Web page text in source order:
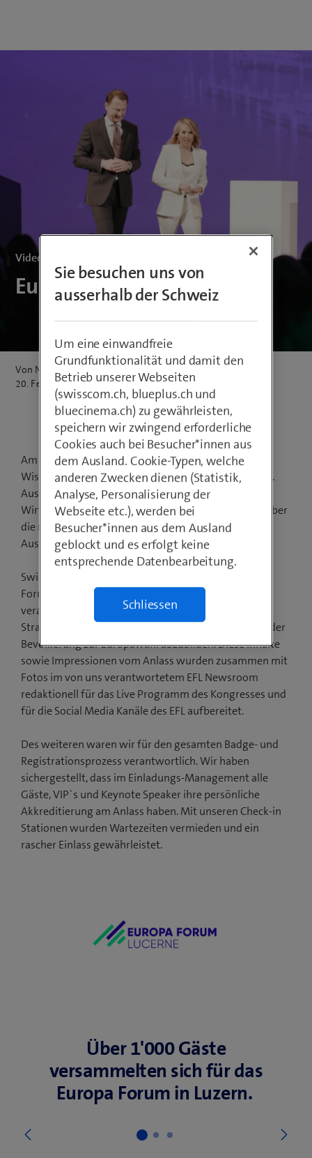
Videoproduktion | Akkreditierung
Europa Forum Lucerne
Von Niklaus Baer
20. Februar 2022
Am Europa Forum Luzern trafen sich Wirtschaft,
Wissenschaft und Politik zum internationalen Dialog.
Ausgewählte Spitzenvertreter aus den Bereichen
Wirtschaft und Politik referierten am Gipfeltreffen über
die neusten Entwicklungen in Europa und deren
Auswirkungen auf die Schweiz.
Swisscom Broadcast, Media & Events war am Europa
Forum für die Erstellung von Videoinhalten
verantwortlich. Wir erstellten Vorfeld des Anlasses
Strassen-Interviews, um Meinungen und Tendenzen der
Bevölkerung zur Europawahl abzubilden. Diese Inhalte
sowie Impressionen vom Anlass wurden zusammen mit
Fotos im von uns verantwortetem EFL Newsroom
redaktionell für das Live Programm des Kongresses und
für die Social Media Kanäle des EFL aufbereitet.
Des weiteren waren wir für den gesamten Badge- und
Registrationsprozess verantwortlich. Wir haben
sichergestellt, dass im Einladungs-Management alle
Gäste, VIP`s und Keynote Speaker ihre persönliche
Akkreditierung am Anlass haben. Mit unseren Check-in
Stationen wurden Wartezeiten vermieden und ein
rascher Einlass gewährleistet.
Über 1'000 Gäste
versammelten sich für das
Europa Forum in Luzern.
Sie besuchen uns von
ausserhalb der Schweiz
Um eine einwandfreie
Grundfunktionalität und damit den
Betrieb unserer Webseiten
(swisscom.ch, blueplus.ch und
bluecinema.ch) zu gewährleisten,
speichern wir zwingend erforderliche
Cookies auch bei Besucher*innen aus
dem Ausland. Cookie-Typen, welche
anderen Zwecken dienen (Statistik,
Analyse, Personalisierung der
Webseite etc.), werden bei
Besucher*innen aus dem Ausland
geblockt und es erfolgt keine
entsprechende Datenbearbeitung.
Schliessen